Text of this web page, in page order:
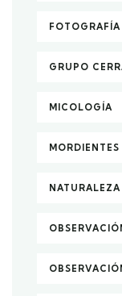
GRUPO
MICOLOGÍA